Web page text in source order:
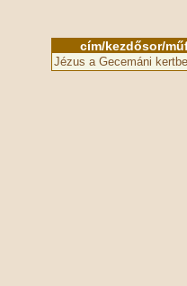
cím/kezdősor/
Jézus a Gecemáni